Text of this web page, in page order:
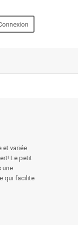
et variée
Le petit
une
qui facilite